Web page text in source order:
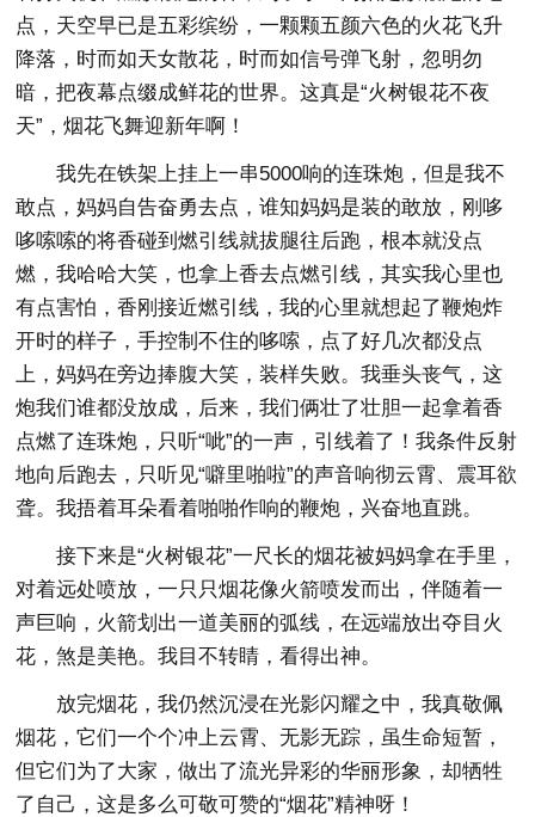
点，天空早已是五彩缤纷，一颗颗五颜六色的火花飞升
降落，时而如天女散花，时而如信号弹飞射，忽明勿
暗，把夜幕点缀成鲜花的世界。这真是“火树银花不夜
天”，烟花飞舞迎新年啊！
我先在铁架上挂上一串5000响的连珠炮，但是我不
敢点，妈妈自告奋勇去点，谁知妈妈是装的敢放，刚哆
哆嗦嗦的将香碰到燃引线就拔腿往后跑，根本就没点
燃，我哈哈大笑，也拿上香去点燃引线，其实我心里也
有点害怕，香刚接近燃引线，我的心里就想起了鞭炮炸
开时的样子，手控制不住的哆嗦，点了好几次都没点
上，妈妈在旁边捧腹大笑，装样失败。我垂头丧气，这
炮我们谁都没放成，后来，我们俩壮了壮胆一起拿着香
点燃了连珠炮，只听“呲”的一声，引线着了！我条件反射
地向后跑去，只听见“噼里啪啦”的声音响彻云霄、震耳欲
聋。我捂着耳朵看着啪啪作响的鞭炮，兴奋地直跳。
接下来是“火树银花”一尺长的烟花被妈妈拿在手里，
对着远处喷放，一只只烟花像火箭喷发而出，伴随着一
声巨响，火箭划出一道美丽的弧线，在远端放出夺目火
花，煞是美艳。我目不转睛，看得出神。
放完烟花，我仍然沉浸在光影闪耀之中，我真敬佩
烟花，它们一个个冲上云霄、无影无踪，虽生命短暂，
但它们为了大家，做出了流光异彩的华丽形象，却牺牲
了自己，这是多么可敬可赞的“烟花”精神呀！